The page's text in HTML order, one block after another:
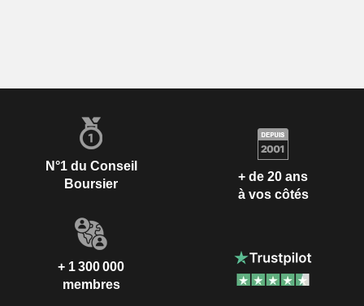
N°1 du Conseil
Boursier
+ de 20 ans
à vos côtés
+ 1 300 000
membres